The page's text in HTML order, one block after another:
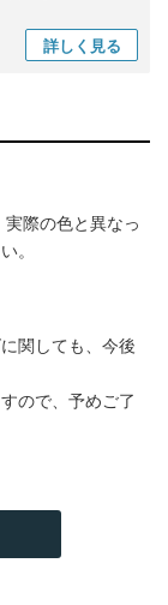
詳しく 見る
際の色と異なっ
。
関しても、今後
ので、予めご了